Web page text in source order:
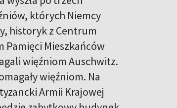
których Niemcy
historyk z Centrum
Pamięci Mieszkańców
więźniom Auschwitz.
więźniom. Na
Armii Krajowej